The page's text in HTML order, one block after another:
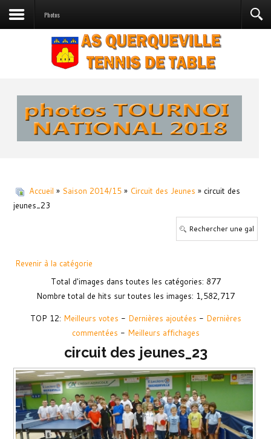
Photos
Accueil » Saison 2014/15 » Circuit des Jeunes » circuit des
jeunes_23
Revenir à la catégorie
Total d'images dans toutes les catégories: 877
Nombre total de hits sur toutes les images: 1,582,717
TOP 12: Meilleurs votes - Dernières ajoutées - Dernières
commentées - Meilleurs affichages
circuit des jeunes_23